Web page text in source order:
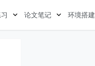
论文笔记 环境搭建